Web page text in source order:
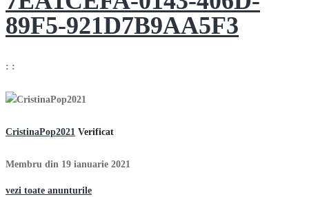
89F5-921D7B9AA5F3
: :
CristinaPop2021 Verificat
Membru din 19 ianuarie 2021
vezi toate anunturile